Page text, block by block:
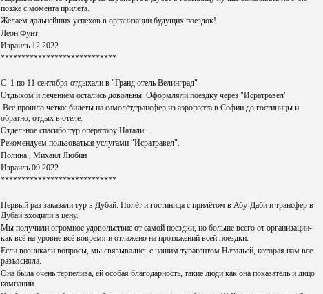
позже с момента прилета.
Желаем дальнейших успехов в организации будущих поездок!
Леон Фунт
Израиль 12.2022
****************************
С 1 по 11 сентября отдыхали в "Гранд отель Велинград"
Отдыхом и лечением остались довольны. Оформляли поездку через "Исратравел"
Все прошло четко: билеты на самолёт,трансфер из аэропорта в Софии до гостиницы и
обратно, отдых в отеле.
Отдельное спасибо тур оператору Натали .
Рекомендуем пользоваться услугами "Исратравел".
Полина , Михаил Любин
Израиль 09.2022
****************************
Первый раз заказали тур в Дубай. Полёт и гостиница с прилётом в Абу-Даби и трансфер в
Дубай входили в цену.
Мы получили огромное удовольствие от самой поездки, но больше всего от организации-
как всё на уровне всё вовремя и отлажено на протяжений всей поездки.
Если возникали вопросы, мы связывались с нашим турагентом Натальей, которая нам все
разъясняла.
Она была очень терпелива, ей особая благодарность, такие люди как она показатель и лицо
компании.